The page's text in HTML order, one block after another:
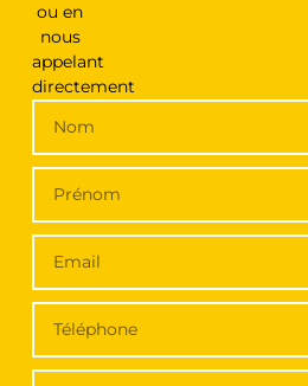
ou en
nous
appelant
directement